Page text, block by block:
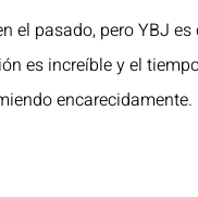
el pasado, pero YBJ es
es increíble y el
encarecidamente.